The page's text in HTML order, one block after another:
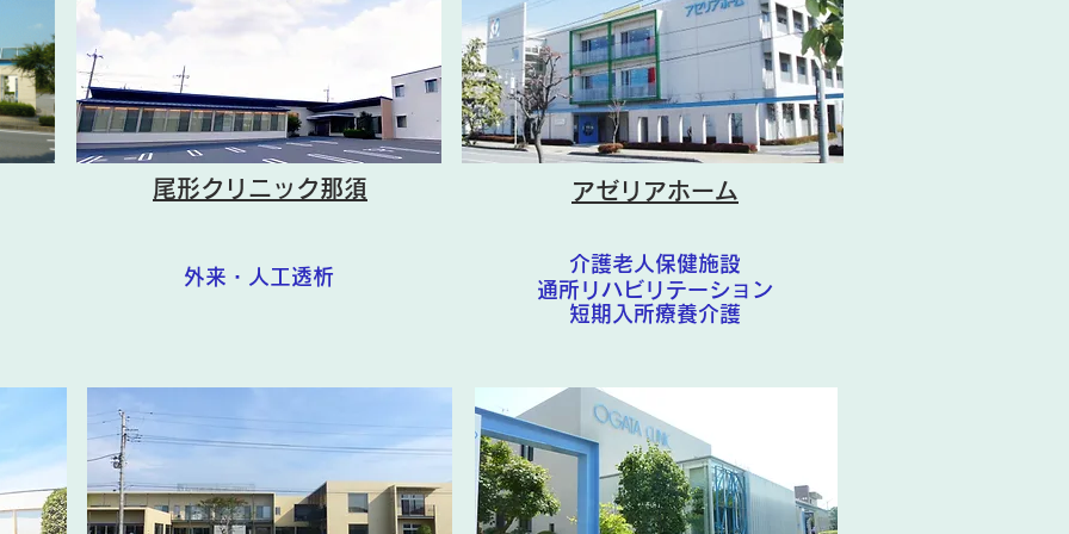
尾形クリニック那須 アゼリアホーム
外来・人工透析
介護老人保健施設
通所リハビリテーション
短期入所療養介護